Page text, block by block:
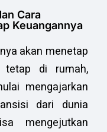
Cara
Keuangannya
akan menetap
tetap di rumah,
mengajarkan
dari dunia
mengejutkan